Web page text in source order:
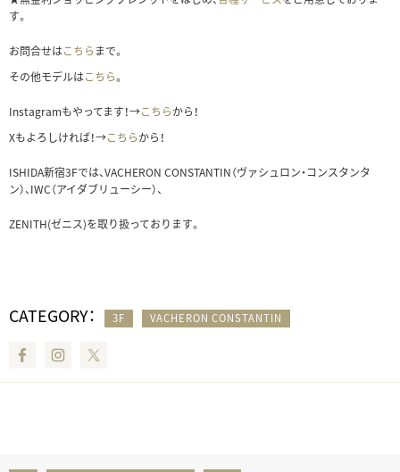
す。
お問合せはこちら まで。
その他モデルはこちら。
Instagramもやってます！→こちらから！
Xもよろしければ！→こちらから！
ISHIDA新宿3Fでは、VACHERON CONSTANTIN（ヴァシュロン・コンスタンタ
ン）、IWC（アイダブリューシー）、
ZENITH(ゼニス)を取り扱っております。
CATEGORY： 3F VACHERON CONSTANTIN
FacebookInstagram